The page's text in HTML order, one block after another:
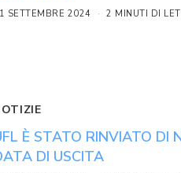
SETTEMBRE 2024 2 MINUTI DI
È STATO RINVIATO DI
DI USCITA